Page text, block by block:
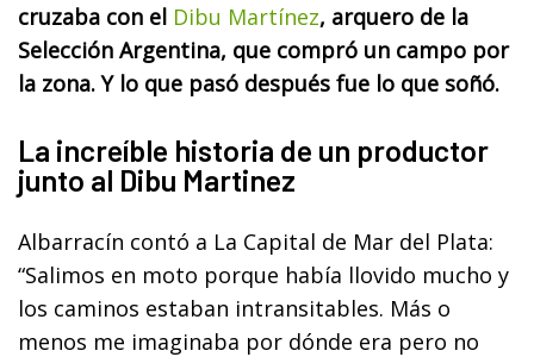
cruzaba con el Dibu Martínez, arquero de la
Selección Argentina, que compró un campo por
la zona. Y lo que pasó después fue lo que soñó.
La increíble historia de un productor
junto al Dibu Martinez
Albarracín contó a La Capital de Mar del Plata:
“Salimos en moto porque había llovido mucho y
los caminos estaban intransitables. Más o
menos me imaginaba por dónde era pero no